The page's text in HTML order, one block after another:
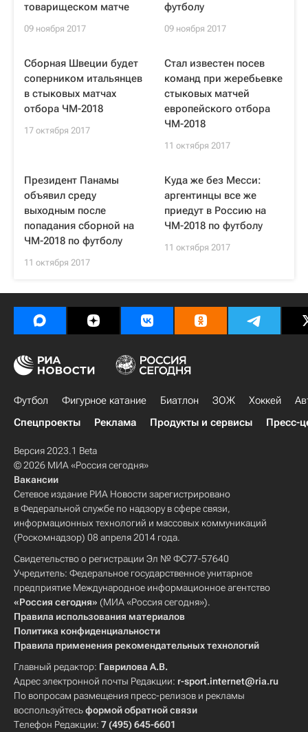
товарищеском матче
09 ноября 2017
футболу
09 ноября 2017
Сборная Швеции будет
соперником итальянцев
в стыковых матчах
отбора ЧМ-2018
17 октября 2017
Стал известен посев
команд при жеребьевке
стыковых матчей
европейского отбора
ЧМ-2018
11 октября 2017
Президент Панамы
объявил среду
выходным после
попадания сборной на
ЧМ-2018 по футболу
11 октября 2017
Куда же без Месси:
аргентинцы все же
приедут в Россию на
ЧМ-2018 по футболу
11 октября 2017
Футбол Фигурное катание Биатлон ЗОЖ Хоккей
Спецпроекты
Реклама Продукты и сервисы Пресс-
Версия 2023.1 Beta
© 2026 МИА «Россия сегодня»
Вакансии
Сетевое издание РИА Новости зарегистрировано
в Федеральной службе по надзору в сфере связи,
информационных технологий и массовых коммуникаций
(Роскомнадзор) 08 апреля 2014 года.
Свидетельство о регистрации Эл № ФС77-57640
Учредитель: Федеральное государственное унитарное
предприятие Международное информационное агентство
«Россия сегодня» (МИА «Россия сегодня»).
Правила использования материалов
Политика конфиденциальности
Правила применения рекомендательных технологий
Главный редактор: Гаврилова А.В.
Адрес электронной почты Редакции: r-sport.internet@ria.ru
По вопросам размещения пресс-релизов и рекламы
воспользуйтесьформой обратной связи
Телефон Редакции: 7 (495) 645-6601